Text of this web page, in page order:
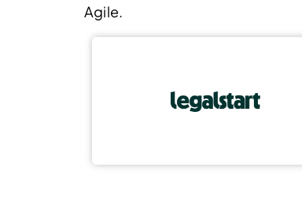
Agile.